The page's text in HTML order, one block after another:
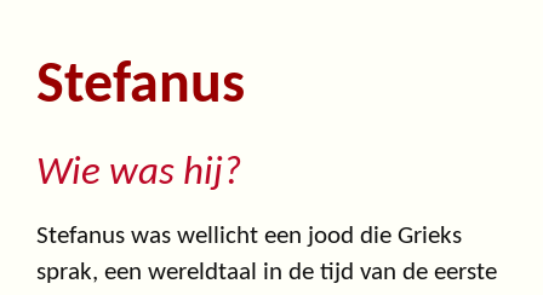
Stefanus
Wie was hij?
Stefanus was wellicht een jood die Grieks
sprak, een wereldtaal in de tijd van de eerste